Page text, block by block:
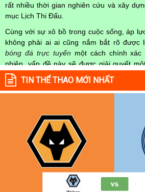
rất nhiều thời gian nghiên cứu và xây
mục Lịch Thi Đấu.
Cùng với sự xô bồ trong cuộc sống, áp
không phải ai ai cũng nắm bắt rõ được
bóng đá trực tuyến một cách chính
nhiên, vấn đề này sẽ được giải quyết
truy cập vào chuyên mục
Lịch Thi Đấu
mọi người hoàn toàn nắm rõ được chính
đấu bóng đá Việt Nam hay trên Thế giới
cả 2 đội tuyển bóng đá đang đạt
Không chỉ dừng lại ở đó, những người
nhật được chính xác về lịch phát sóng
trực tiếp ở trên những kênh truyền hình
như: VTV3, K+, SCTV, Thể thao TV,...
bỏ lỡ bất kỳ một trận đấu bóng đá nào
thường xuyên vào chuyên mụcLịch
TIN THỂ THAO MỚI NHẤT